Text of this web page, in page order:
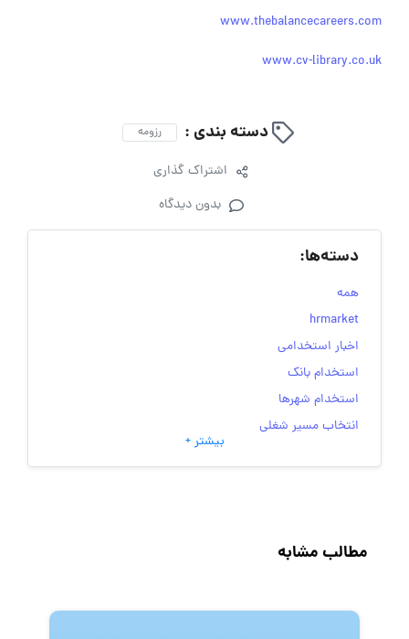
www.thebalancecareers.com
www.cv-library.co.uk
دسته بندی : رزومه
اشتراک گذاری
بدون دیدگاه
دسته‌ها:
همه
hrmarket
اخبار استخدامی
استخدام بانک
استخدام شهرها
انتخاب مسیر شغلی
به‌روزرسانی‌های سایت (کارجویی)
رزومه
فریلنسر
بیشتر +
مطالب مشابه